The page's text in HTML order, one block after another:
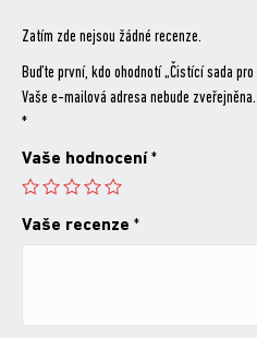
Zatím zde nejsou žádné recenze.
Buďte první, kdo ohodnotí „Čistící sada
Vaše e-mailová adresa nebude zveřejněna.
*
Vaše hodnocení *
Vaše recenze *